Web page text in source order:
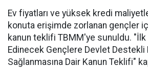
Ev fiyatları ve yüksek kredi
konuta erişimde zorlanan gençler
kanun teklifi TBMM'ye sunuldu.
Edinecek Gençlere Devlet Destekli
Sağlanmasına Dair Kanun Teklifi"